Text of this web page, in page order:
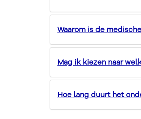
Waarom is de
Mag ik kiezen naar
Hoe lang duurt het